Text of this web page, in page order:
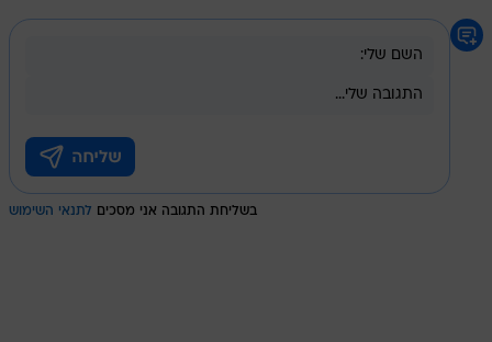
בשליחת התגובה אני מסכים לתנאי השימוש